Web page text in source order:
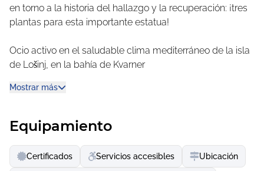
en torno a la historia del hallazgo y la recuperación: ¡tres
plantas para esta importante estatua!
Ocio activo en el saludable clima mediterráneo de la isla
de Lošinj, en la bahía de Kvarner
montaña, excursionistas, aficionados al baño y
viento. Descubra rincones idílicos junto al mar, para
relajarse, bucear o nadar. ¿Quizá vea delfines saltar del
agua azul tan rápido como una flecha? Un paseo de
compras o una excursión culinaria le llevarán a la
Mostrar más
Equipamiento
Certificados Servicios accesibles Ubicación